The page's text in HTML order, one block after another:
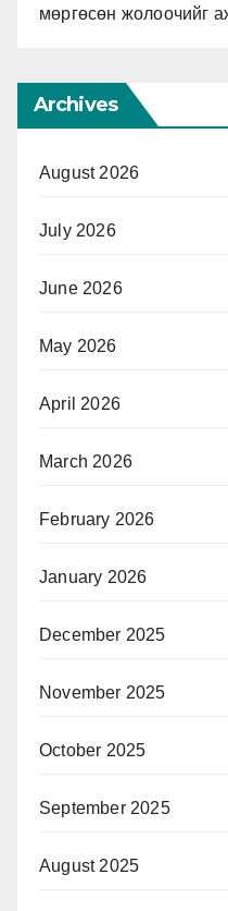
мөргөсөн жолоочийг
Archives
August 2026
July 2026
June 2026
May 2026
April 2026
March 2026
February 2026
January 2026
December 2025
November 2025
October 2025
September 2025
August 2025